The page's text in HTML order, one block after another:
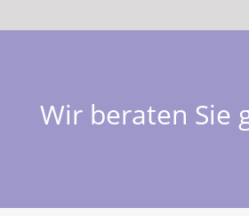
Wir beraten Sie